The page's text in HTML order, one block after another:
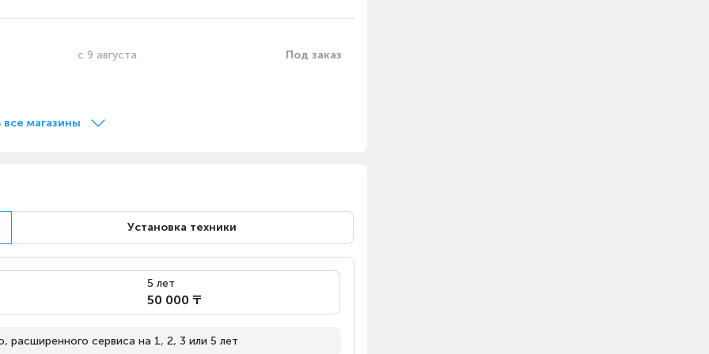
с 9 августа Под заказ
с 9 августа
Сегодня на витрине
с 9 августа Под заказ
все магазины
Установка техники
5 лет
50 000 ₸
расширенного сервиса на 1, 2, 3 или 5 лет